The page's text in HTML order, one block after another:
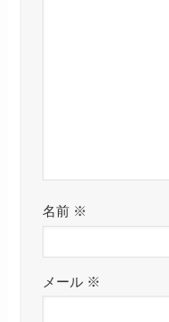
名前 ※
メール ※